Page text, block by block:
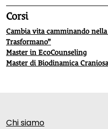
Corsi
Cambia vita camminando
Trasformano”
Master in EcoCounseling
Master di Biodinamica
Chi siamo